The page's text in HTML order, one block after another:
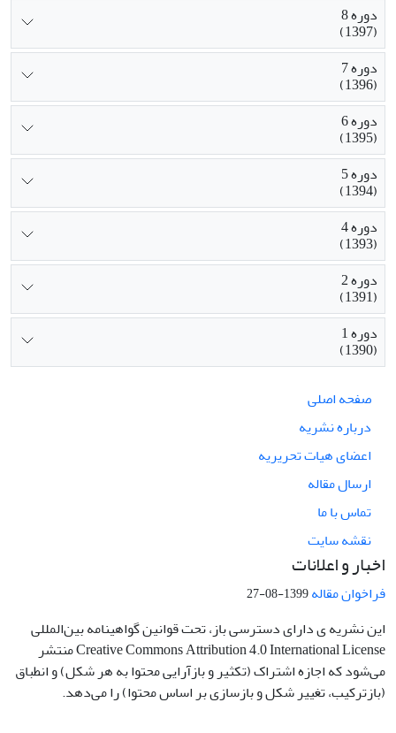
دوره 8
(1397)
دوره 7
(1396)
دوره 6
(1395)
دوره 5
(1394)
دوره 4
(1393)
دوره 2
(1391)
دوره 1
(1390)
صفحه اصلی
درباره نشریه
اعضای هیات تحریریه
ارسال مقاله
تماس با ما
نقشه سایت
اخبار و اعلانات
فراخوان مقاله1399-08-27
این نشریه ی دارای دسترسی باز، تحت قوانین گواهینامه بین‌المللی
Creative Commons Attribution 4.0 International License منتشر
می‌شود که اجازه اشتراک (تکثیر و بازآرایی محتوا به هر شکل) و انطباق
(بازترکیب، تغییر شکل و بازسازی بر اساس محتوا) را می‌دهد.